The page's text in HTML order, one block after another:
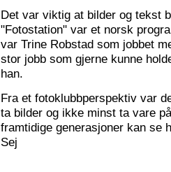
Det var viktig at bilder og tekst
"Fotostation" var et norsk
var Trine Robstad som jobbet
stor jobb som gjerne kunne
han.
Fra et fotoklubbperspektiv var
ta bilder og ikke minst ta vare
framtidige generasjoner kan se
Sej